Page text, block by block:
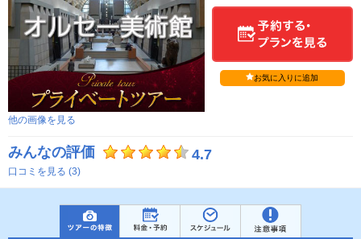
他の画像を見る
お気に入りに追加
みんなの評価 4.7
口コミを見る (3)